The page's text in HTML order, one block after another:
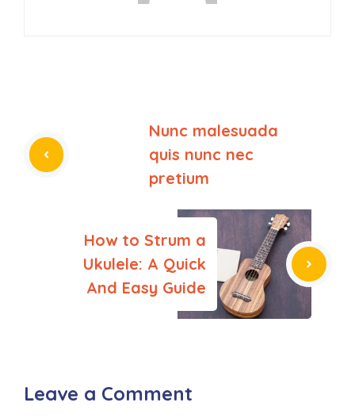
Nunc malesuada
quis nunc nec
pretium
How to Strum a
Ukulele: A Quick
And Easy Guide
Leave a Comment